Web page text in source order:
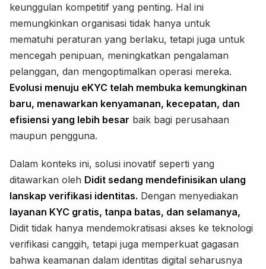
keunggulan kompetitif yang penting. Hal ini
memungkinkan organisasi tidak hanya untuk
mematuhi peraturan yang berlaku, tetapi juga untuk
mencegah penipuan, meningkatkan pengalaman
pelanggan, dan mengoptimalkan operasi mereka.
Evolusi menuju eKYC telah membuka kemungkinan
baru, menawarkan kenyamanan, kecepatan, dan
efisiensi yang lebih besar baik bagi perusahaan
maupun pengguna.
Dalam konteks ini, solusi inovatif seperti yang
ditawarkan oleh Didit sedang mendefinisikan ulang
lanskap verifikasi identitas. Dengan menyediakan
layanan KYC gratis, tanpa batas, dan selamanya,
Didit tidak hanya mendemokratisasi akses ke teknologi
verifikasi canggih, tetapi juga memperkuat gagasan
bahwa keamanan dalam identitas digital seharusnya